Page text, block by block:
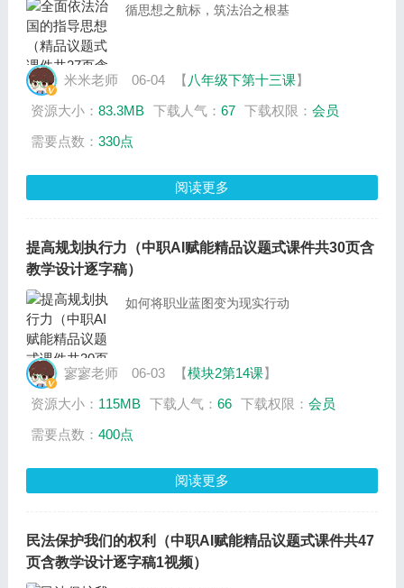
循思想之航标，筑法治之根基
米米老师 06-04 【 八年级下第十三课】
资源大小： 83.3MB 下载人气： 67 下载权限： 会员
需要点数： 330点
阅读更多
提高规划执行力（中职AI赋能精品议题式课件共30页含
教学设计逐字稿）
如何将职业蓝图变为现实行动
寥寥老师 06-03 【模块2第14课】
资源大小： 115MB 下载人气： 66 下载权限： 会员
需要点数： 400点
阅读更多
民法保护我们的权利（中职AI赋能精品议题式课件共47
页含教学设计逐字稿1视频）